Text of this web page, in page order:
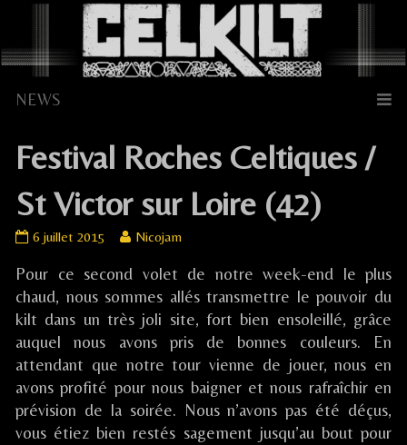
content
Festival Roches Celtiques /
St Victor sur Loire (42)
Festival
Celtiques
/
St
sur
Loire
(42)
published
6 juillet 2015
Read
posts
by
the
author
of
Festival
Roches
Celtiques
/
Nicojam
Pour ce second volet de notre week-end le plus
chaud, nous sommes allés transmettre le pouvoir du
kilt dans un très joli site, fort bien ensoleillé, grâce
auquel nous avons pris de bonnes couleurs. En
attendant que notre tour vienne de jouer, nous en
avons profité pour nous baigner et nous rafraîchir en
prévision de la soirée. Nous n’avons pas été déçus,
vous étiez bien restés sagement jusqu’au bout pour